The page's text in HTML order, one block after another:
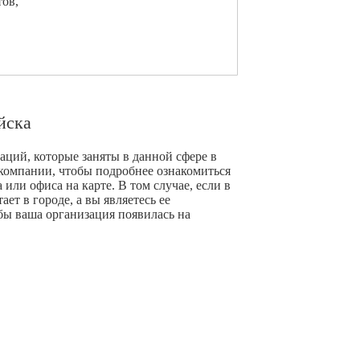
которые заняты в данной сфере в
чтобы подробнее ознакомиться
офиса на карте. В том случае, если в
в городе, а вы являетесь ее
ваша организация появилась на